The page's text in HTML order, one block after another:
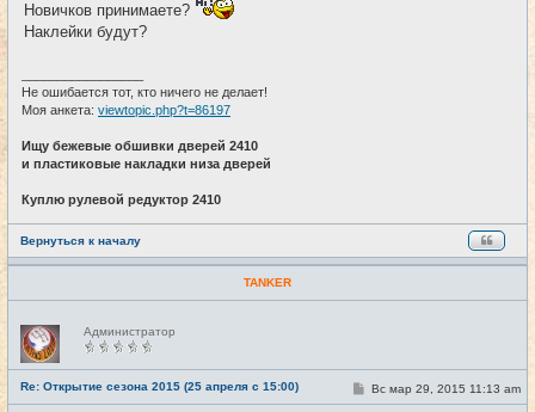
Новичков принимаете?
Наклейки будут?
Не ошибается тот, кто ничего не делает!
Моя анкета: viewtopic.php?t=86197
Ищу бежевые обшивки дверей 2410
и пластиковые накладки низа дверей
Куплю рулевой редуктор 2410
Вернуться к началу
TANKER
Н
е
в
с
е
т
и
Администратор
Re: Открытие сезона 2015 (25 апреля с 15:00) #21
С
о
Вс мар 29, 2015 11:13 am